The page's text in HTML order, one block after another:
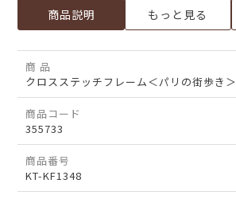
商品説明 もっと見る
商 品
クロスステッチフレーム＜パリの街歩き＞
商品コード
355733
商品番号
KT-KF1348